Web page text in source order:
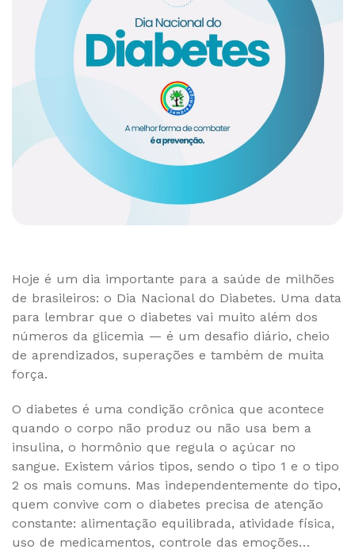
Hoje é um dia importante para a saúde de milhões
de brasileiros: o Dia Nacional do Diabetes. Uma data
para lembrar que o diabetes vai muito além dos
números da glicemia — é um desafio diário, cheio
de aprendizados, superações e também de muita
força.
O diabetes é uma condição crônica que acontece
quando o corpo não produz ou não usa bem a
insulina, o hormônio que regula o açúcar no
sangue. Existem vários tipos, sendo o tipo 1 e o tipo
2 os mais comuns. Mas independentemente do tipo,
quem convive com o diabetes precisa de atenção
constante: alimentação equilibrada, atividade física,
uso de medicamentos, controle das emoções…